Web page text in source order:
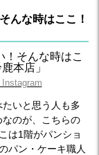
んな時はここ！
いと思う人も多
のが、こちらの
は1階がパンショ
パン・ケーキ職人